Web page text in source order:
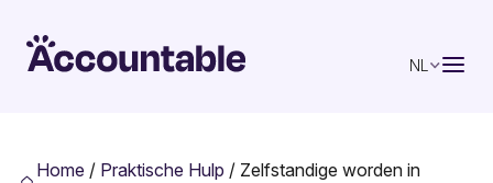
NL
Home / Praktische Hulp / Zelfstandige worden in